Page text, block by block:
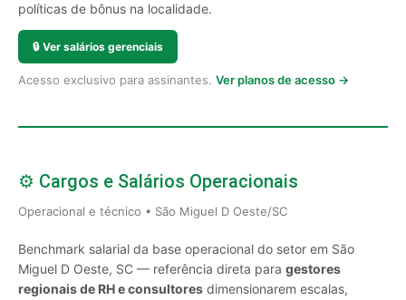
políticas de bônus na localidade.
🔒 Ver salários gerenciais
Acesso exclusivo para assinantes. Ver planos de acesso →
⚙️ Cargos e Salários Operacionais
Operacional e técnico • São Miguel D Oeste/SC
Benchmark salarial da base operacional do setor em São
Miguel D Oeste, SC — referência direta para gestores
regionais de RH e consultores dimensionarem escalas,